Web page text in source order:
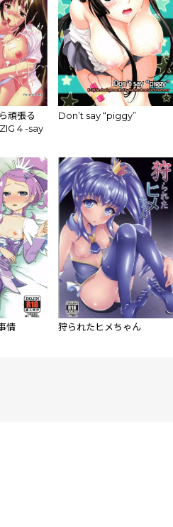
頑張る
4 -say
Don’t say “piggy”
情 狩られたヒメちゃん